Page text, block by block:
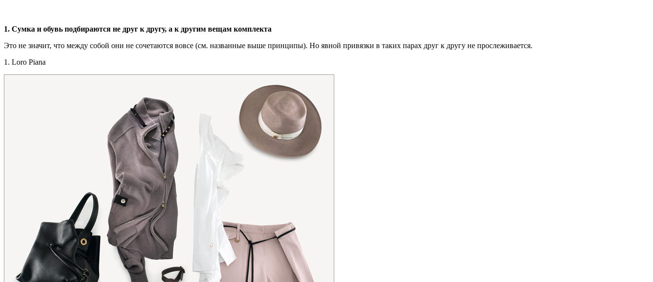
1. Сумка и обувь подбираются не друг к другу, а к другим вещам комплекта
Это не значит, что между собой они не сочетаются вовсе (см. названные выше принципы). Но явной привязки в таких парах друг к другу не прослеживается.
1. Loro Piana